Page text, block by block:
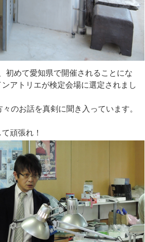
初めて愛知県で開催されることにな
アトリエが検定会場に選定されまし
のお話を真剣に聞き入っています。
頑張れ！